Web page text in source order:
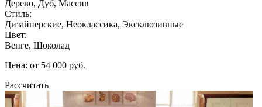
Дерево, Дуб, Массив
Стиль:
Дизайнерские, Неоклассика, Эксклюзивные
Цвет:
Венге, Шоколад
Цена: от 54 000 руб.
Рассчитать